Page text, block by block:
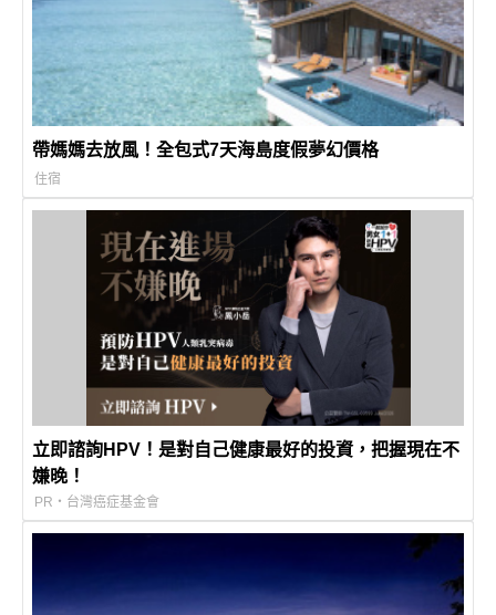
帶媽媽去放風！全包式7天海島度假夢幻價格
住宿
立即諮詢HPV！是對自己健康最好的投資，把握現在不
嫌晚！
PR・台灣癌症基金會